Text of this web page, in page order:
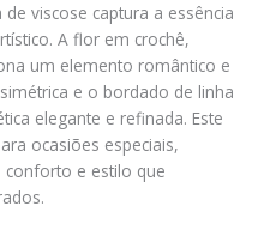
viscose captura a essência
A flor em crochê,
um elemento romântico e
e o bordado de linha
elegante e refinada. Este
ocasiões especiais,
e estilo que